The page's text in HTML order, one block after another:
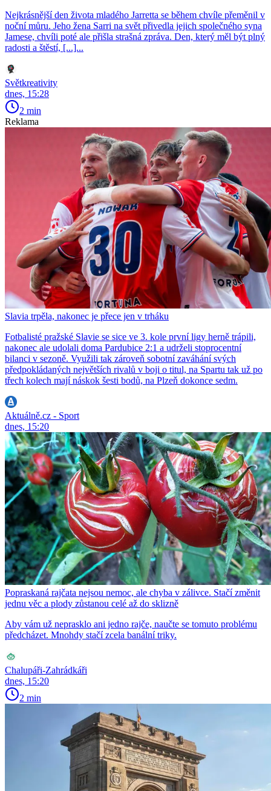
Nejkrásnější den života mladého Jarretta se během chvíle přeměnil v
noční můru. Jeho žena Sarri na svět přivedla jejich společného syna
Jamese, chvíli poté ale přišla strašná zpráva. Den, který měl být plný
radosti a štěstí, [...]...
Světkreativity
dnes, 15:28
2 min
Reklama
Slavia trpěla, nakonec je přece jen v trháku
Fotbalisté pražské Slavie se sice ve 3. kole první ligy herně trápili,
nakonec ale udolali doma Pardubice 2:1 a udrželi stoprocentní
bilanci v sezoně. Využili tak zároveň sobotní zaváhání svých
předpokládaných největších rivalů v boji o titul, na Spartu tak už po
třech kolech mají náskok šesti bodů, na Plzeň dokonce sedm.
Aktuálně.cz - Sport
dnes, 15:20
Popraskaná rajčata nejsou nemoc, ale chyba v zálivce. Stačí změnit
jednu věc a plody zůstanou celé až do sklizně
Aby vám už neprasklo ani jedno rajče, naučte se tomuto problému
předcházet. Mnohdy stačí zcela banální triky.
Chalupáři-Zahrádkáři
dnes, 15:20
2 min